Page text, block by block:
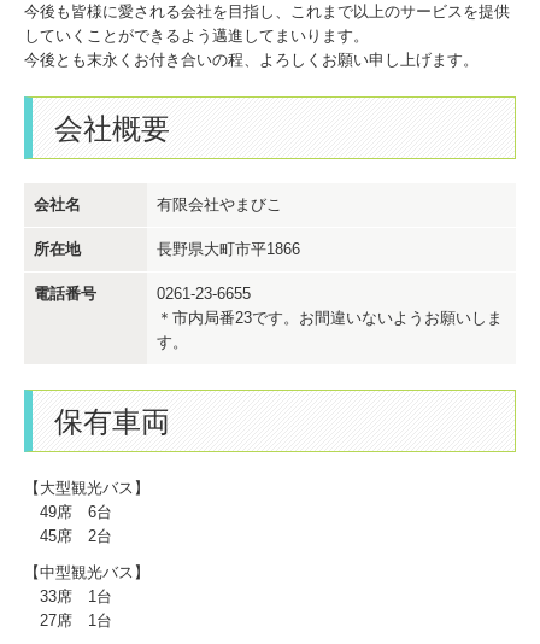
今後も皆様に愛される会社を目指し、これまで以上のサービスを提供
していくことができるよう邁進してまいります。
今後とも末永くお付き合いの程、よろしくお願い申し上げます。
会社概要
会社名 有限会社やまびこ
所在地 長野県大町市平1866
電話番号
0261-23-6655
＊市内局番23です。お間違いないようお願いしま
す。
保有車両
【大型観光バス】
49席 6台
45席 2台
【中型観光バス】
33席 1台
27席 1台